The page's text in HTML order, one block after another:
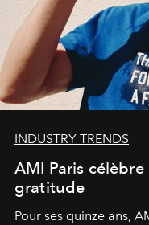
INDUSTRY TRENDS
AMI Paris
gratitude
Pour ses quinze ans,